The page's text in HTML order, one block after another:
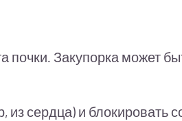
почки. Закупорка может
сердца) и блокировать